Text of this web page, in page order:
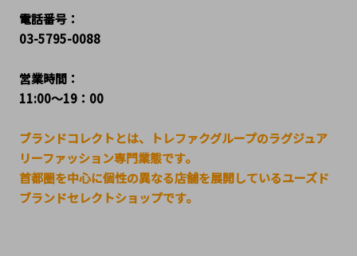
電話番号：
03-5795-0088
営業時間：
11:00～19：00
ブランドコレクトとは、トレファクグループのラグジュア
リーファッション専門業態です。
首都圏を中心に個性の異なる店舗を展開しているユーズド
ブランドセレクトショップです。